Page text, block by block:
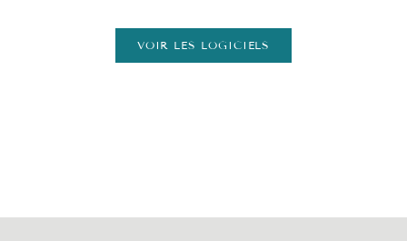
VOIR LES LOGICIELS